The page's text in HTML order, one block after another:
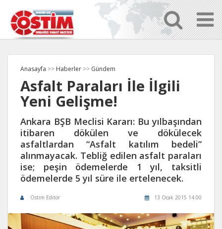
Anasayfa >> Haberler >> Gündem
Asfalt Paraları İle İlgili
Yeni Gelişme!
Ankara BŞB Meclisi Kararı: Bu yılbaşından
itibaren dökülen ve dökülecek
asfaltlardan “Asfalt katılım bedeli”
alınmayacak. Tebliğ edilen asfalt paraları
ise; peşin ödemelerde 1 yıl, taksitli
ödemelerde 5 yıl süre ile ertelenecek.
Ostim Editör 13 Ocak 2015 14:00